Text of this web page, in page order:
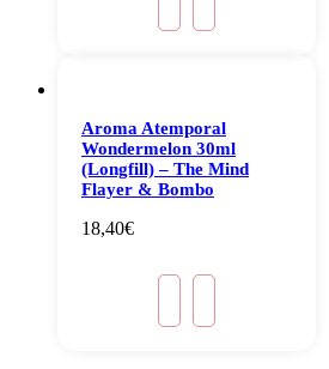
Aroma Atemporal
Wondermelon 30ml
(Longfill) – The Mind
Flayer & Bombo
18,40€